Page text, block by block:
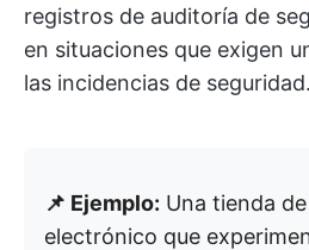
registros de auditoría de
en situaciones que exigen
las incidencias de seguridad.
📌 Ejemplo: Una tienda
electrónico que